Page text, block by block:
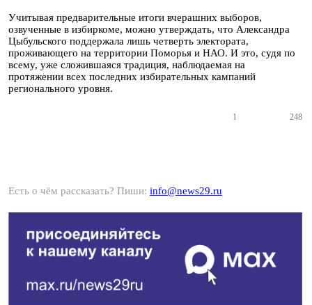
Учитывая предварительные итоги вчерашних выборов,
озвученные в избиркоме, можно утверждать, что Александра
Цыбульского поддержала лишь четверть электората,
проживающего на территории Поморья и НАО. И это, судя по
всему, уже сложившаяся традиция, наблюдаемая на
протяжении всех последних избирательных кампаний
регионального уровня.
1 248
Есть о чём рассказать? Пиши: info@news29.ru